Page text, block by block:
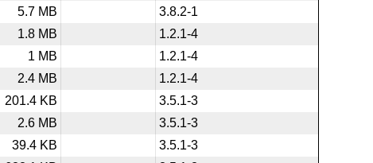
5.7 MB
3.8.2-1
1.8 MB
1.2.1-4
1 MB
1.2.1-4
2.4 MB
1.2.1-4
201.4 KB
3.5.1-3
2.6 MB
3.5.1-3
39.4 KB
3.5.1-3